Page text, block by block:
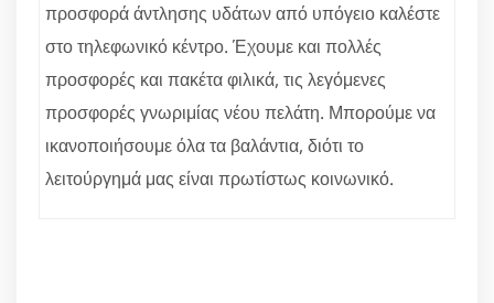
προσφορά άντλησης υδάτων από υπόγειο καλέστε
στο τηλεφωνικό κέντρο. Έχουμε και πολλές
προσφορές και πακέτα φιλικά, τις λεγόμενες
προσφορές γνωριμίας νέου πελάτη. Μπορούμε να
ικανοποιήσουμε όλα τα βαλάντια, διότι το
λειτούργημά μας είναι πρωτίστως κοινωνικό.